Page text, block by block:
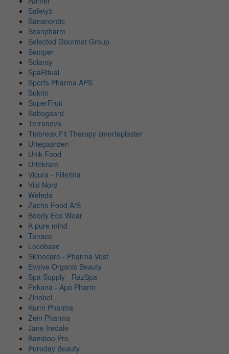
Safety5
Sananordic
Scanpharm
Selected Gourmet Group
Semper
Solaray
SpaRitual
Sports Pharma APS
Sukrin
SuperFruit
Søbogaard
Terranova
Tiebreak Fit Therapy smerteplaster
Urtegaarden
Unik Food
Urtekram
Vicura - Fillerina
Vild Nord
Weleda
Zacho Food A/S
Boody Eco Wear
A pure mind
Tanaco
Locobase
Skinocare - Pharma Vest
Evolve Organic Beauty
Spa Supply - RazSpa
Pekana - Apo Pharm
Zinobel
Kurm Pharma
Zein Pharma
Jane Iredale
Bamboo Pro
Pureday Beauty